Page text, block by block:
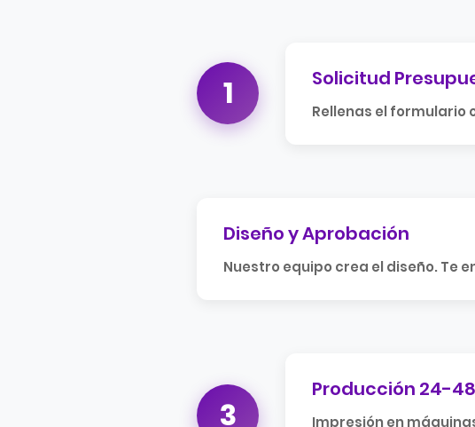
1 Solicitud
Rellenas el formulario
Diseño y Aprobación
Nuestro equipo crea el diseño. Te
3
Producción 24-
Impresión en